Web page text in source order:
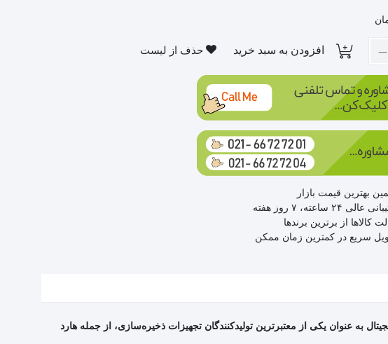
افزودن به سبد خرید حذف از لیست
بهترین قیمت بازار
عالی ۲۴ ساعته، ۷ روز هفته
کالاها از برترین برندها
سریع در کمترین زمان ممکن
است. وسترن دیجیتال به عنوان یکی از معتبرترین تولیدکنندگان تجهیزات ذخیره‌سازی، از جمله هارد